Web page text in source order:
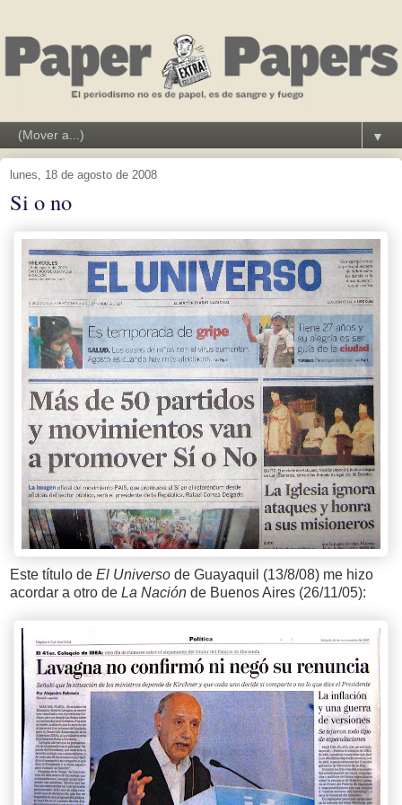
▼
lunes, 18 de agosto de 2008
Si o no
Este título de El Universo de Guayaquil (13/8/08) me hizo
acordar a otro de La Nación de Buenos Aires (26/11/05):